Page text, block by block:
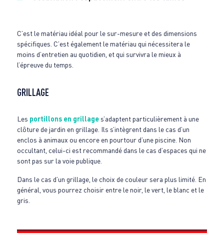
C’est le matériau idéal pour le sur-mesure et des dimensions
spécifiques. C’est également le matériau qui nécessitera le
moins d’entretien au quotidien, et qui survivra le mieux à
l’épreuve du temps.
GRILLAGE
Les portillons en grillages’adaptent particulièrement à une
clôture de jardin en grillage. Ils s’intègrent dans le cas d’un
enclos à animaux ou encore en pourtour d’une piscine. Non
occultant, celui-ci est recommandé dans le cas d’espaces qui ne
sont pas sur la voie publique.
Dans le cas d’un grillage, le choix de couleur sera plus limité. En
général, vous pourrez choisir entre le noir, le vert, le blanc et le
gris.